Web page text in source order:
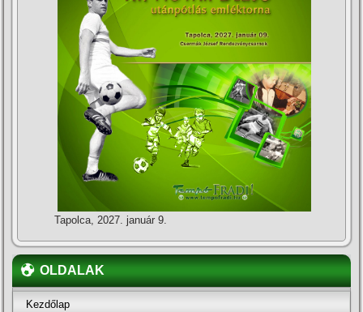
Tapolca, 2027. január 9.
OLDALAK
Kezdőlap